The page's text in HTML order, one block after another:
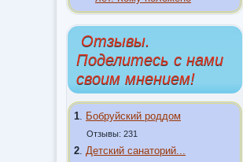
Отзывы.
Поделитесь с нами
своим мнением!
1 Бобруйский роддом
Отзывы: 231
2 Детский санаторий...